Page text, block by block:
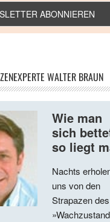
WALTER BRAUN
Wie man
sich
so liegt
Nachts
uns von den
Strapazen des